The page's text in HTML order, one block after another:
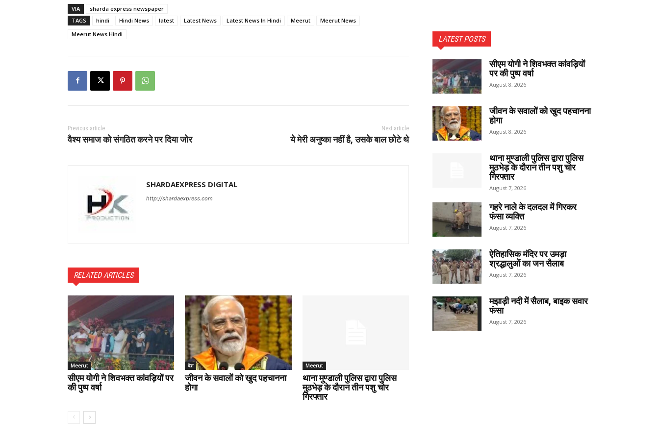
VIA
sharda express newspaper
TAGS
hindi Hindi News latest Latest News Latest News In Hindi Meerut
Meerut News
Meerut News Hindi
Previous article
वैश्य समाज को संगठित करने पर दिया जोर
Next article
ये मेरी अनुष्का नहीं है, उसके बाल छोटे थे
SHARDAEXPRESS DIGITAL
http://shardaexpress.com
RELATED ARTICLES
Meerut
सीएम योगी ने शिवभक्त कांवड़ियों पर
की पुष्प वर्षा
देश
जीवन के सवालों को खुद पहचानना
होगा
Meerut
थाना मुण्डाली पुलिस द्वारा पुलिस
मुठभेड़ के दौरान तीन पशु चोर
गिरफ्तार
LATEST POSTS
सीएम योगी ने शिवभक्त कांवड़ियों
पर की पुष्प वर्षा
August 8, 2026
जीवन के सवालों को खुद पहचानना
होगा
August 8, 2026
थाना मुण्डाली पुलिस द्वारा पुलिस
मुठभेड़ के दौरान तीन पशु चोर
गिरफ्तार
August 7, 2026
गहरे नाले के दलदल में गिरकर
फंसा व्यक्ति
August 7, 2026
ऐतिहासिक मंदिर पर उमड़ा
श्रद्धालुओं का जन सैलाब
August 7, 2026
मझाड़ी नदी में सैलाब, बाइक सवार
फंसा
August 7, 2026